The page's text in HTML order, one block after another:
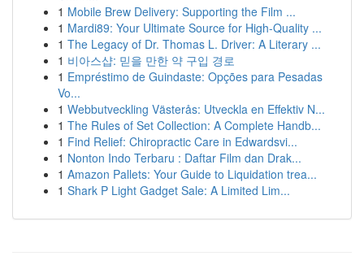
1 Mobile Brew Delivery: Supporting the Film ...
1 Mardi89: Your Ultimate Source for High-Quality ...
1 The Legacy of Dr. Thomas L. Driver: A Literary ...
1 비아스샵: 믿을 만한 약 구입 경로
1 Empréstimo de Guindaste: Opções para Pesadas
Vo...
1 Webbutveckling Västerås: Utveckla en Effektiv N...
1 The Rules of Set Collection: A Complete Handb...
1 Find Relief: Chiropractic Care in Edwardsvi...
1 Nonton Indo Terbaru : Daftar Film dan Drak...
1 Amazon Pallets: Your Guide to Liquidation trea...
1 Shark P Light Gadget Sale: A Limited Lim...